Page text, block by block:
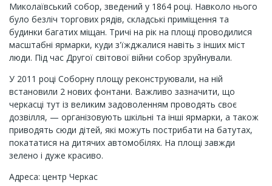
Миколаївський собор, зведений у 1864 році. Навколо нього
було безліч торгових рядів, складські приміщення та
будинки багатих міщан. Тричі на рік на площі проводилися
масштабні ярмарки, куди з'їжджалися навіть з інших міст
люди. Під час Другої світової війни собор зруйнували.
У 2011 році Соборну площу реконструювали, на ній
встановили 2 нових фонтани. Важливо зазначити, що
черкасці тут із великим задоволенням проводять своє
дозвілля, — організовують шкільні та інші ярмарки, а також
приводять сюди дітей, які можуть пострибати на батутах,
покататися на дитячих автомобілях. На площі завжди
зелено і дуже красиво.
Адреса: центр Черкас